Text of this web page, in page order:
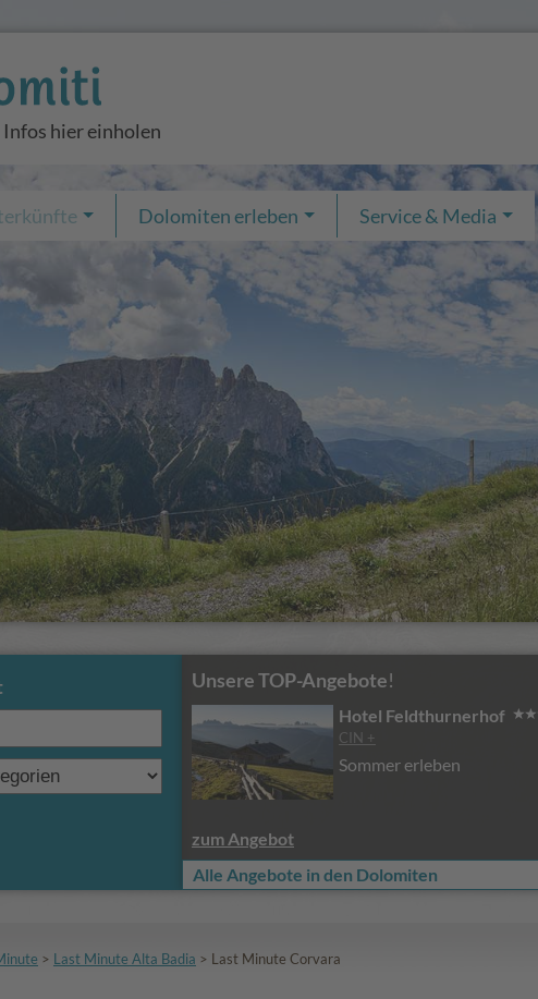
hier einholen
Unsere TOP-Angebote!
Hotel Feldthurnerhof
CIN +
Sommer erleben
zum Angebot
Alle Angebote in den Dolomiten
Dolomiten erleben Service & Media
> Last Minute Alta Badia > Last Minute Corvara